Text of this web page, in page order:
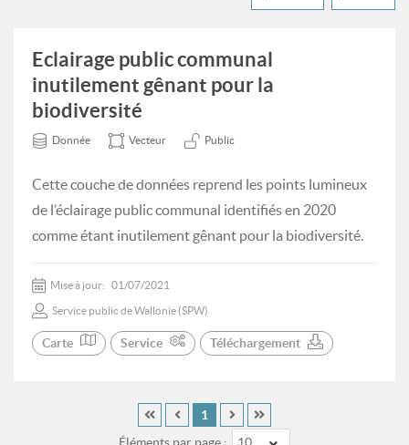
Eclairage public communal
inutilement gênant pour la
biodiversité
Donnée Vecteur Public
Cette couche de données reprend les points lumineux
de l’éclairage public communal identifiés en 2020
comme étant inutilement gênant pour la biodiversité.
Mise à jour: 01/07/2021
Service public de Wallonie (SPW)
Carte Service Téléchargement
1